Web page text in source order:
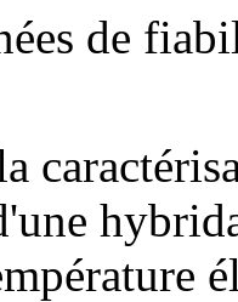
de